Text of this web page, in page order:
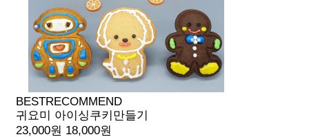
BESTRECOMMEND
귀요미 아이싱쿠키만들기
23,000원 18,000원